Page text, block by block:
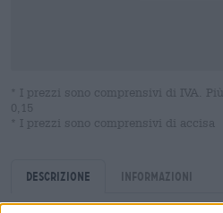
* I prezzi sono comprensivi di IVA. Più
0,15
* I prezzi sono comprensivi di accisa
Descrizione Informazioni